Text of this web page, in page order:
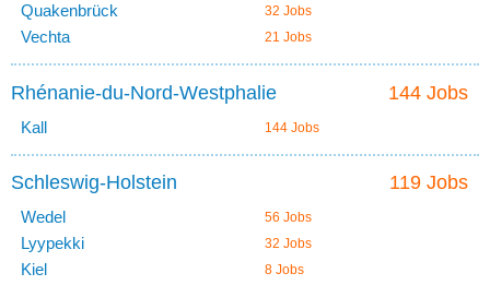
Quakenbrück 32 Jobs
Vechta 21 Jobs
144 Jobs
Rhénanie-du-Nord-Westphalie
Kall 144 Jobs
119 Jobs
Schleswig-Holstein
Wedel 56 Jobs
Lyypekki 32 Jobs
Kiel 8 Jobs